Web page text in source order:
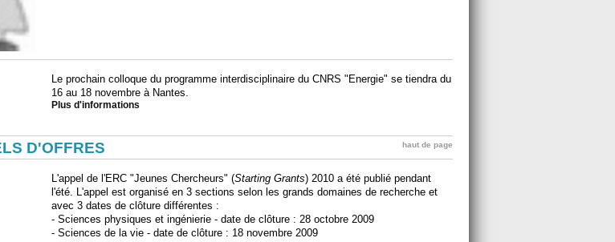
Le prochain colloque du programme interdisciplinaire du CNRS "Energie" se tiendra du
16 au 18 novembre à Nantes.
Plus d'informations
D'OFFRES haut de page
L'appel de l'ERC "Jeunes Chercheurs" (Starting Grants) 2010 a été publié pendant
l'été. L'appel est organisé en 3 sections selon les grands domaines de recherche et
avec 3 dates de clôture différentes :
- Sciences physiques et ingénierie - date de clôture : 28 octobre 2009
- Sciences de la vie - date de clôture : 18 novembre 2009